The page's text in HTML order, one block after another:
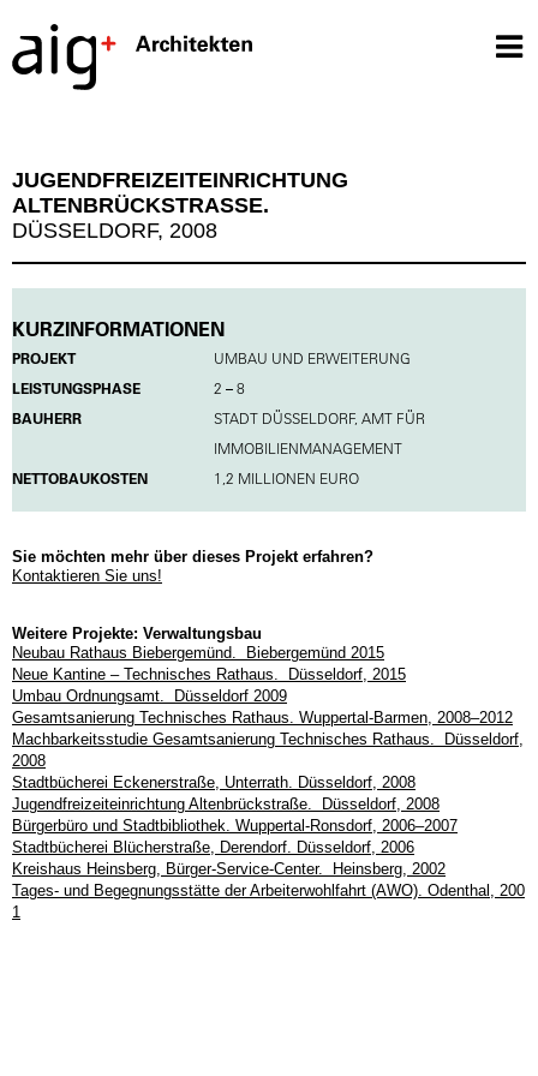
JUGENDFREIZEITEINRICHTUNG
ALTENBRÜCKSTRASSE.
DÜSSELDORF, 2008
KURZINFORMATIONEN
PROJEKT
UMBAU UND ERWEITERUNG
LEISTUNGSPHASE
2 – 8
BAUHERR
STADT DÜSSELDORF, AMT FÜR
IMMOBILIENMANAGEMENT
NETTOBAUKOSTEN
1,2 MILLIONEN EURO
Sie möchten mehr über dieses Projekt erfahren?
Kontaktieren Sie uns!
Weitere Projekte: Verwaltungsbau
Neubau Rathaus Biebergemünd. Biebergemünd 2015
Neue Kantine – Technisches Rathaus. Düsseldorf, 2015
Umbau Ordnungsamt. Düsseldorf 2009
Gesamtsanierung Technisches Rathaus. Wuppertal-Barmen, 2008–2012
Machbarkeitsstudie Gesamtsanierung Technisches Rathaus. Düsseldorf,
2008
Stadtbücherei Eckenerstraße, Unterrath. Düsseldorf, 2008
Jugendfreizeiteinrichtung Altenbrückstraße. Düsseldorf, 2008
Bürgerbüro und Stadtbibliothek. Wuppertal-Ronsdorf, 2006–2007
Stadtbücherei Blücherstraße, Derendorf. Düsseldorf, 2006
Kreishaus Heinsberg, Bürger-Service-Center. Heinsberg, 2002
Tages- und Begegnungsstätte der Arbeiterwohlfahrt (AWO). Odenthal, 200
1